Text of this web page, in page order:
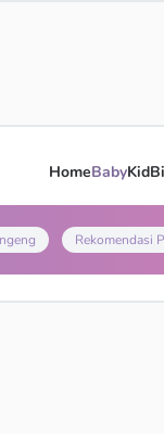
HomeBabyKid
Rekomendasi